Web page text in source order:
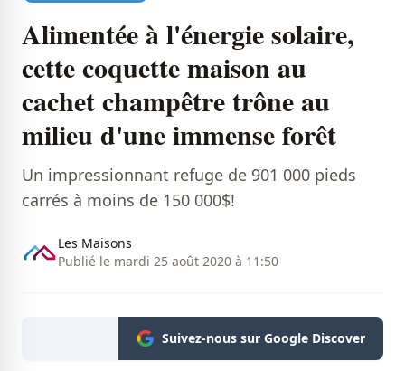
Alimentée à l'énergie solaire,
cette coquette maison au
cachet champêtre trône au
milieu d'une immense forêt
Un impressionnant refuge de 901 000 pieds
carrés à moins de 150 000$!
Les Maisons
Publié le mardi 25 août 2020 à 11:50
Suivez-nous sur Google Discover